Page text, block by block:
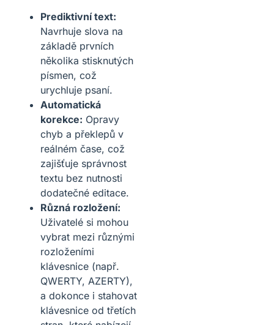
Prediktivní text:
Navrhuje slova na
základě prvních
několika stisknutých
písmen, což
urychluje psaní.
Automatická
korekce: Opravy
chyb a překlepů v
reálném čase, což
zajišťuje správnost
textu bez nutnosti
dodatečné editace.
Různá rozložení:
Uživatelé si mohou
vybrat mezi různými
rozloženími
klávesnice (např.
QWERTY, AZERTY),
a dokonce i stahovat
klávesnice od třetích